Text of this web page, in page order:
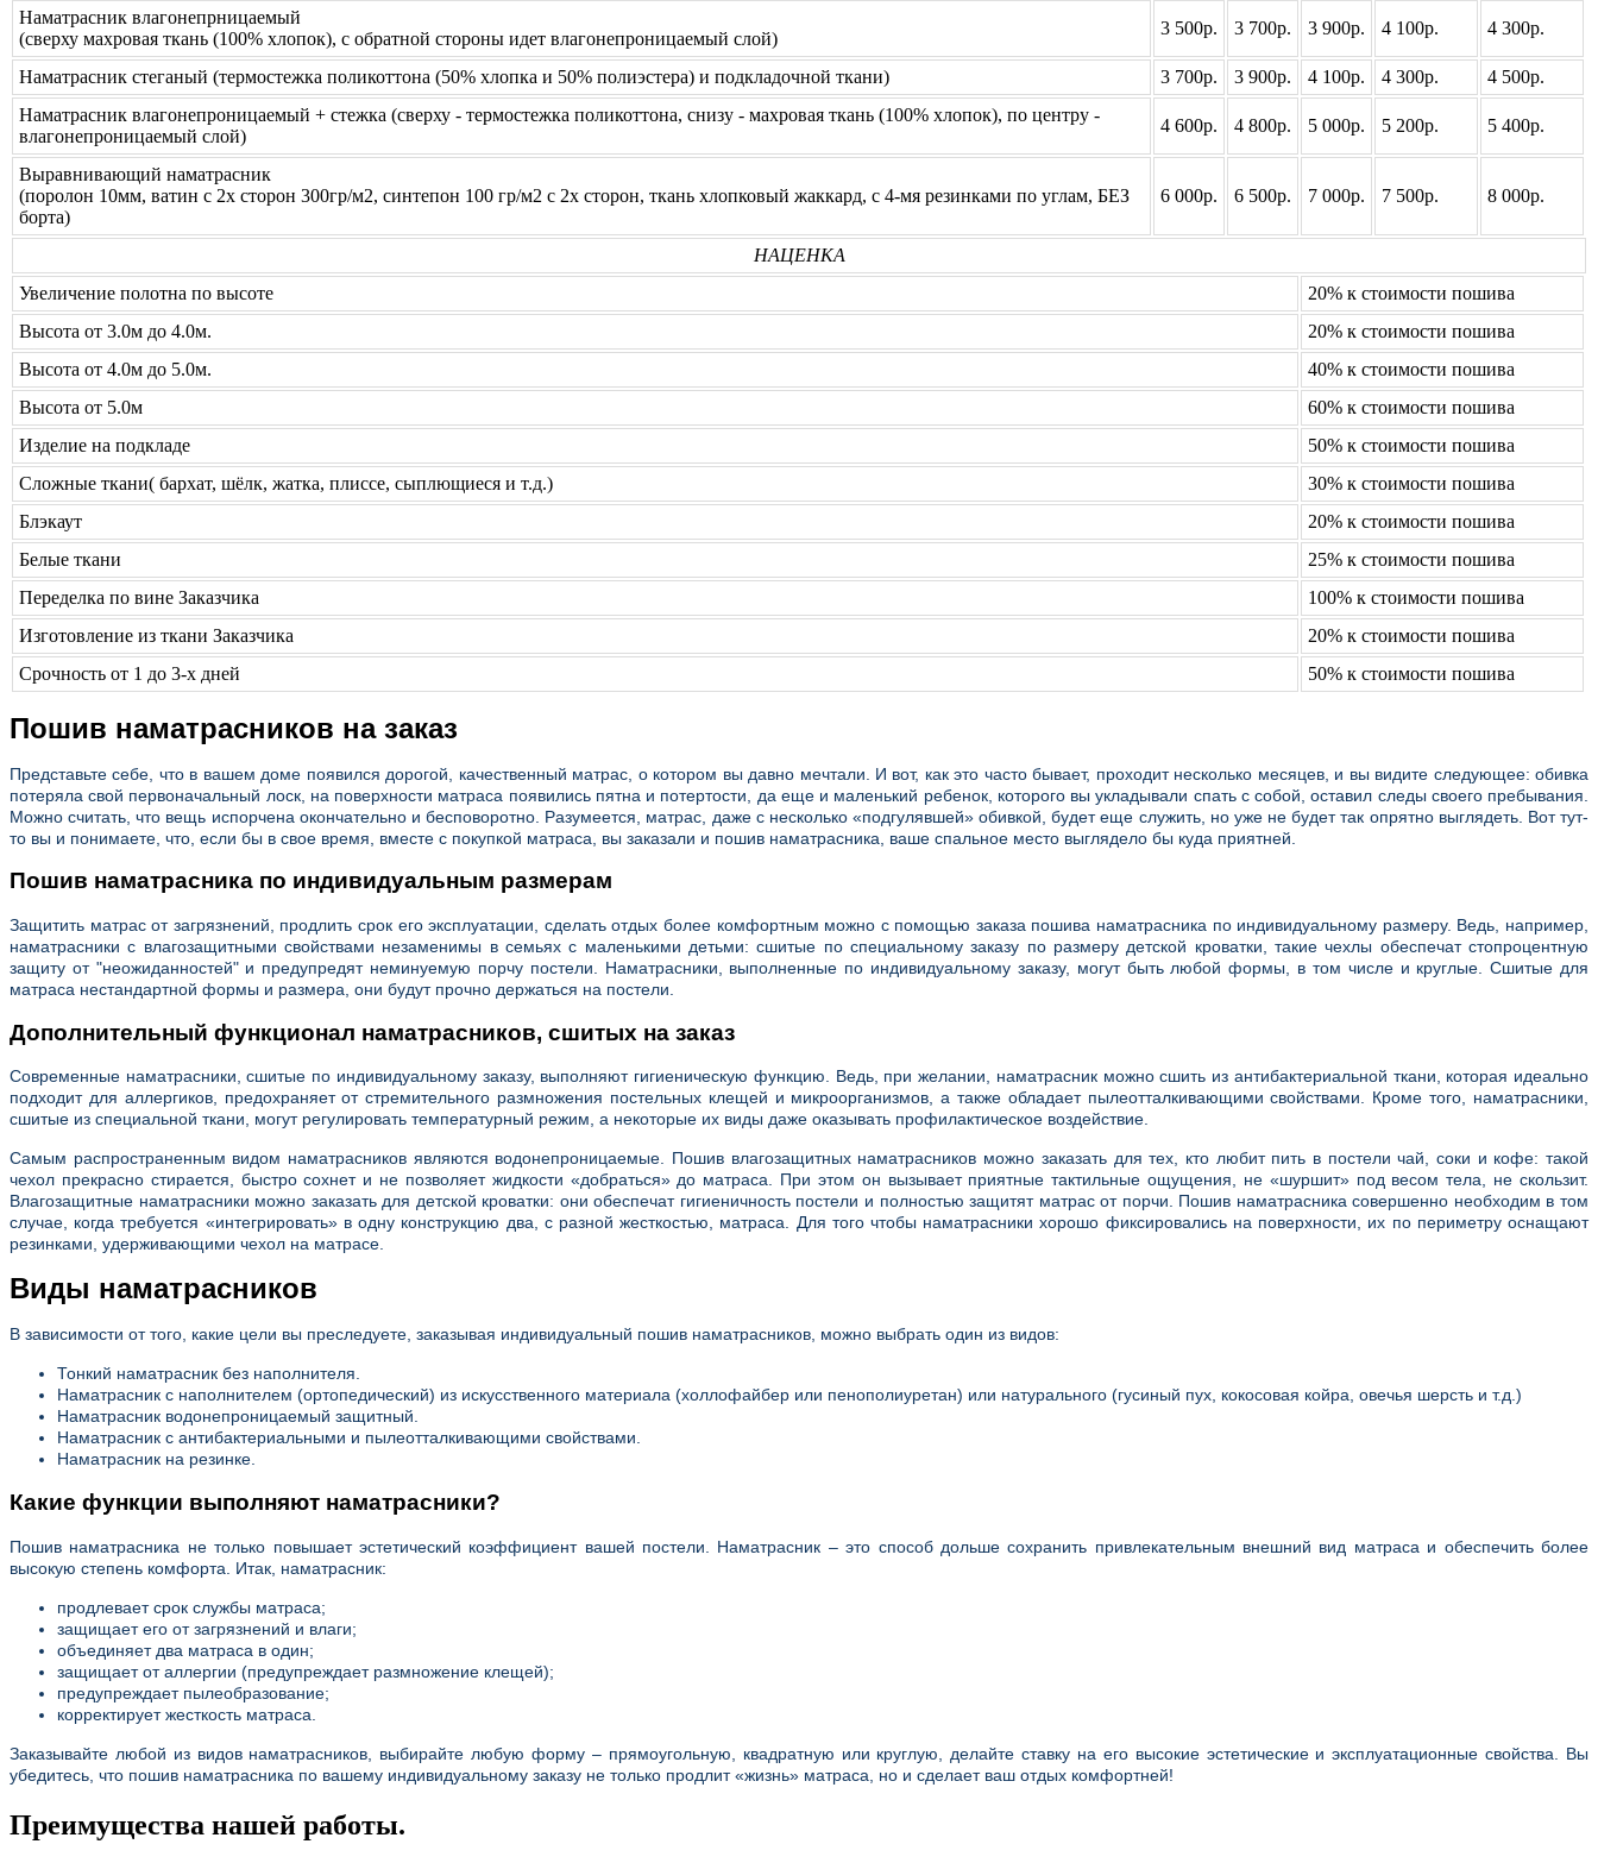
Наматрасник влагонепрницаемый
(сверху махровая ткань (100% хлопок), с обратной стороны идет влагонепроницаемый слой)
3 500р. 3 700р. 3 900р. 4 100р. 4 300р.
Наматрасник стеганый (термостежка поликоттона (50% хлопка и 50% полиэстера) и подкладочной ткани) 3 700р. 3 900р. 4 100р. 4 300р.
4 500р.
Наматрасник влагонепроницаемый + стежка (сверху - термостежка поликоттона, снизу - махровая ткань (100% хлопок), по центру -
влагонепроницаемый слой)
4 600р. 4 800р. 5 000р. 5 200р. 5 400р.
Выравнивающий наматрасник
(поролон 10мм, ватин с 2х сторон 300гр/м2, синтепон 100 гр/м2 с 2х сторон, ткань хлопковый жаккард, с 4-мя резинками по углам, БЕЗ
борта)
6 000р. 6 500р. 7 000р. 7 500р. 8 000р.
НАЦЕНКА
Увеличение полотна по высоте
20% к стоимости пошива
Высота от 3.0м до 4.0м.
20% к стоимости пошива
Высота от 4.0м до 5.0м.
40% к стоимости пошива
Высота от 5.0м
60% к стоимости пошива
Изделие на подкладе
50% к стоимости пошива
Сложные ткани( бархат, шёлк, жатка, плиссе, сыплющиеся и т.д.)
30% к стоимости пошива
Блэкаут
20% к стоимости пошива
Белые ткани
25% к стоимости пошива
Переделка по вине Заказчика
100% к стоимости пошива
Изготовление из ткани Заказчика
20% к стоимости пошива
Срочность от 1 до 3-х дней
50% к стоимости пошива
Пошив наматрасников на заказ
Представьте себе, что в вашем доме появился дорогой, качественный матрас, о котором вы давно мечтали. И вот, как это часто бывает, проходит несколько месяцев, и вы видите следующее: обивка
потеряла свой первоначальный лоск, на поверхности матраса появились пятна и потертости, да еще и маленький ребенок, которого вы укладывали спать с собой, оставил следы своего пребывания.
Можно считать, что вещь испорчена окончательно и бесповоротно. Разумеется, матрас, даже с несколько «подгулявшей» обивкой, будет еще служить, но уже не будет так опрятно выглядеть. Вот тут-
то вы и понимаете, что, если бы в свое время, вместе с покупкой матраса, вы заказали и пошив наматрасника, ваше спальное место выглядело бы куда приятней.
Пошив наматрасника по индивидуальным размерам
Защитить матрас от загрязнений, продлить срок его эксплуатации, сделать отдых более комфортным можно с помощью заказа пошива наматрасника по индивидуальному размеру. Ведь, например,
наматрасники с влагозащитными свойствами незаменимы в семьях с маленькими детьми: сшитые по специальному заказу по размеру детской кроватки, такие чехлы обеспечат стопроцентную
защиту от "неожиданностей" и предупредят неминуемую порчу постели. Наматрасники, выполненные по индивидуальному заказу, могут быть любой формы, в том числе и круглые. Сшитые для
матраса нестандартной формы и размера, они будут прочно держаться на постели.
Дополнительный функционал наматрасников, сшитых на заказ
Современные наматрасники, сшитые по индивидуальному заказу, выполняют гигиеническую функцию. Ведь, при желании, наматрасник можно сшить из антибактериальной ткани, которая идеально
подходит для аллергиков, предохраняет от стремительного размножения постельных клещей и микроорганизмов, а также обладает пылеотталкивающими свойствами. Кроме того, наматрасники,
сшитые из специальной ткани, могут регулировать температурный режим, а некоторые их виды даже оказывать профилактическое воздействие.
Самым распространенным видом наматрасников являются водонепроницаемые. Пошив влагозащитных наматрасников можно заказать для тех, кто любит пить в постели чай, соки и кофе: такой
чехол прекрасно стирается, быстро сохнет и не позволяет жидкости «добраться» до матраса. При этом он вызывает приятные тактильные ощущения, не «шуршит» под весом тела, не скользит.
Влагозащитные наматрасники можно заказать для детской кроватки: они обеспечат гигиеничность постели и полностью защитят матрас от порчи. Пошив наматрасника совершенно необходим в том
случае, когда требуется «интегрировать» в одну конструкцию два, с разной жесткостью, матраса. Для того чтобы наматрасники хорошо фиксировались на поверхности, их по периметру оснащают
резинками, удерживающими чехол на матрасе.
Виды наматрасников
В зависимости от того, какие цели вы преследуете, заказывая индивидуальный пошив наматрасников, можно выбрать один из видов:
Тонкий наматрасник без наполнителя.
Наматрасник с наполнителем (ортопедический) из искусственного материала (холлофайбер или пенополиуретан) или натурального (гусиный пух, кокосовая койра, овечья шерсть и т.д.)
Наматрасник водонепроницаемый защитный.
Наматрасник с антибактериальными и пылеотталкивающими свойствами.
Наматрасник на резинке.
Какие функции выполняют наматрасники?
Пошив наматрасника не только повышает эстетический коэффициент вашей постели. Наматрасник – это способ дольше сохранить привлекательным внешний вид матраса и обеспечить более
высокую степень комфорта. Итак, наматрасник:
продлевает срок службы матраса;
защищает его от загрязнений и влаги;
объединяет два матраса в один;
защищает от аллергии (предупреждает размножение клещей);
предупреждает пылеобразование;
корректирует жесткость матраса.
Заказывайте любой из видов наматрасников, выбирайте любую форму – прямоугольную, квадратную или круглую, делайте ставку на его высокие эстетические и эксплуатационные свойства. Вы
убедитесь, что пошив наматрасника по вашему индивидуальному заказу не только продлит «жизнь» матраса, но и сделает ваш отдых комфортней!
Преимущества нашей работы.